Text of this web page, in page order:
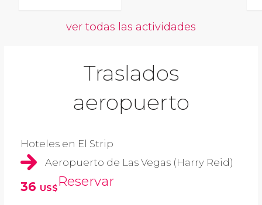
ver todas las actividades
Traslados
aeropuerto
Hoteles en El Strip
Aeropuerto de Las Vegas (Harry Reid)
36 US$Reservar